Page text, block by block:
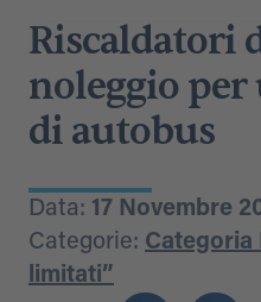
Riscaldatori
noleggio per
di autobus
Data: 17 Novembre
Categorie: Categoria
limitati”